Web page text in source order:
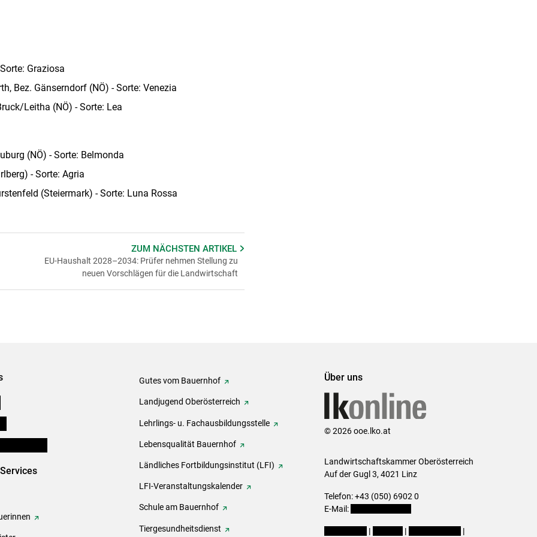
Graziosa
Bez. Gänserndorf (NÖ) - Sorte: Venezia
Leitha (NÖ) - Sorte: Lea
(NÖ) - Sorte: Belmonda
- Sorte: Agria
(Steiermark) - Sorte: Luna Rossa
ZUM NÄCHSTENARTIKEL
EU-Haushalt 2028–2034: Prüfer nehmen Stellung zu
neuen Vorschlägen für die Landwirtschaft
Gutes vom Bauernhof
Landjugend Oberösterreich
Lehrlings- u. Fachausbildungsstelle
Lebensqualität Bauernhof
Ländliches Fortbildungsinstitut (LFI)
LFI-Veranstaltungskalender
Schule am Bauernhof
Tiergesundheitsdienst
Über uns
© 2026 ooe.lko.at
Landwirtschaftskammer Oberösterreich
Auf der Gugl 3, 4021 Linz
Telefon: +43 (050) 6902 0
E-Mail:
| | |